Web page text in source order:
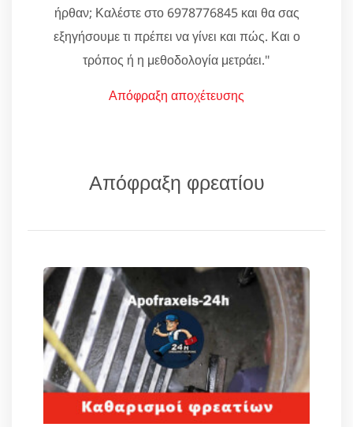
ήρθαν; Καλέστε στο 6978776845 και θα σας
εξηγήσουμε τι πρέπει να γίνει και πώς. Και ο
τρόπος ή η μεθοδολογία μετράει."
Απόφραξη αποχέτευσης
Απόφραξη φρεατίου